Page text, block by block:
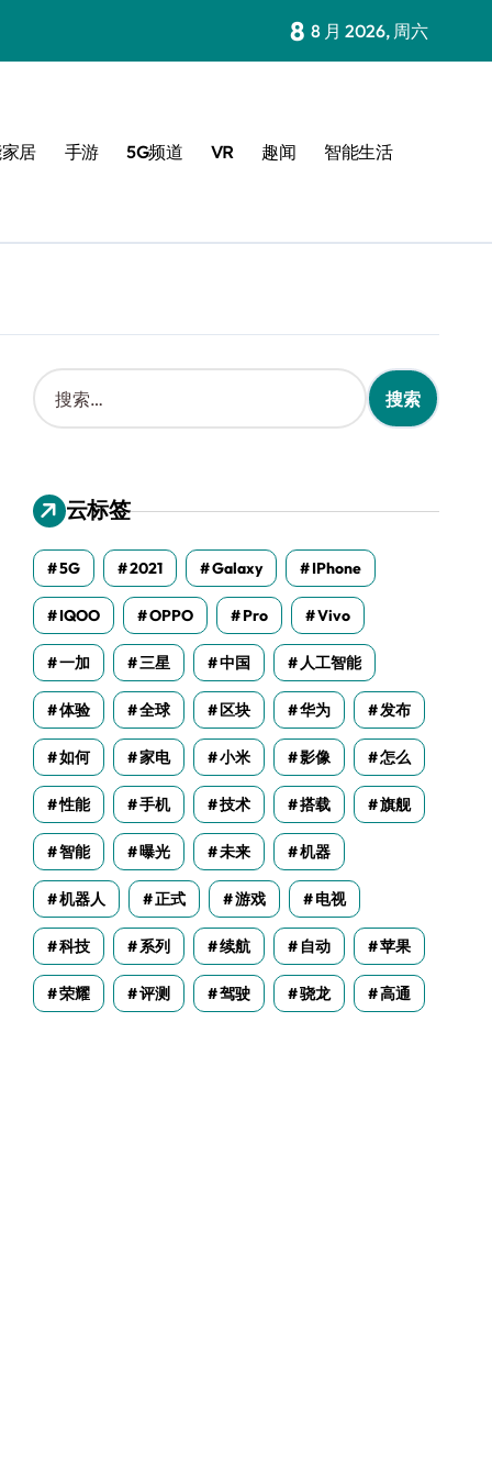
8 8 月 2026, 周六
居 手游 5G频道 VR 趣闻 智能生活
搜
索
：
云标签
5G 2021 Galaxy IPhone
IQOO OPPO Pro Vivo
一加 三星 中国 人工智能
体验 全球 区块 华为 发布
如何 家电 小米 影像 怎么
性能 手机 技术 搭载 旗舰
智能 曝光 未来 机器
机器人 正式 游戏 电视
科技 系列 续航 自动 苹果
荣耀 评测 驾驶 骁龙 高通